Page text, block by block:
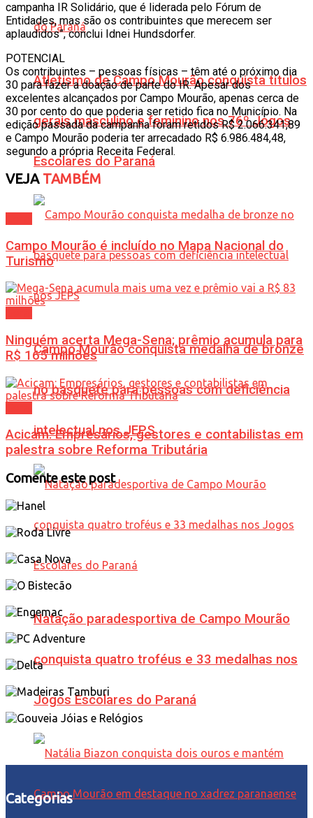
Atletismo de Campo Mourão conquista títulos
gerais masculino e feminino nos 76º Jogos
Escolares do Paraná
Campo Mourão conquista medalha de bronze
no basquete para pessoas com deficiência
intelectual nos JEPS
Natação paradesportiva de Campo Mourão
conquista quatro troféus e 33 medalhas nos
Jogos Escolares do Paraná
campanha IR Solidário, que é liderada pelo Fórum de
Entidades, mas são os contribuintes que merecem ser
aplaudidos”, conclui Idnei Hundsdorfer.
POTENCIAL
Os contribuintes – pessoas físicas – têm até o próximo dia
30 para fazer a doação de parte do IR. Apesar dos
excelentes alcançados por Campo Mourão, apenas cerca de
30 por cento do que poderia ser retido fica no Município. Na
edição passada da campanha foram retidos R$ 2.066.341,89
e Campo Mourão poderia ter arrecadado R$ 6.986.484,48,
segundo a própria Receita Federal.
VEJATAMBÉM
Campo Mourão é incluído no Mapa Nacional do
Turismo
Ninguém acerta Mega-Sena; prêmio acumula para
R$ 165 milhões
Acicam: Empresários, gestores e contabilistas em
palestra sobre Reforma Tributária
Comente este post
Categorias